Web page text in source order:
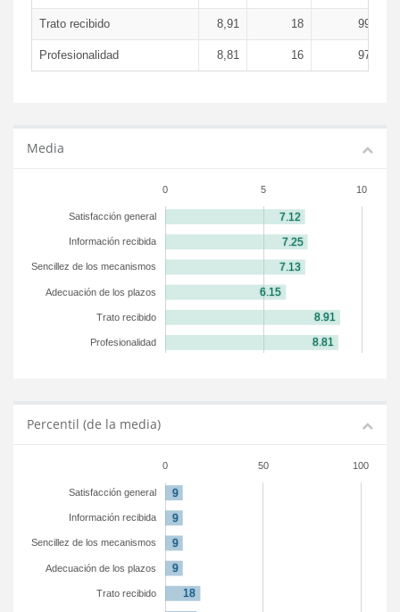
Trato recibido 8,91 18 99,75 %
Profesionalidad 8,81 16 97,90 %
Media
0 5 10
Satisfacción general
Información recibida
Sencillez de los mecanismos
Adecuación de los plazos
Trato recibido
Profesionalidad
Percentil (de la media)
0 50 100
Satisfacción general
Información recibida
Sencillez de los mecanismos
Adecuación de los plazos
Trato recibido